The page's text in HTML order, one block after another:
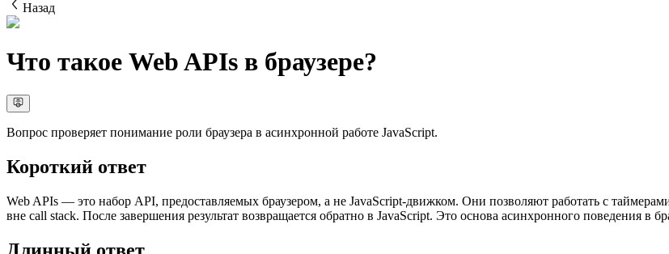
Назад
Что такое Web APIs в браузере?
Вопрос проверяет понимание роли браузера в асинхронной работе JavaScript.
Короткий ответ
Web APIs — это набор API, предоставляемых браузером, а не JavaScript-движком. Они позволяют работать с
вне call stack. После завершения результат возвращается обратно в JavaScript. Это основа асинхронного поведения в